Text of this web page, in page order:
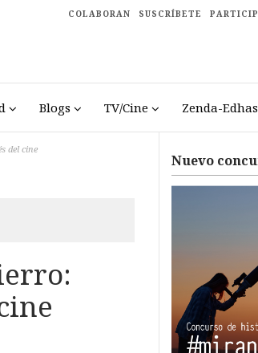
COLABORAN SUSCRÍBETE
Blogs TV/Cine Zenda-
del cine
Nuevo